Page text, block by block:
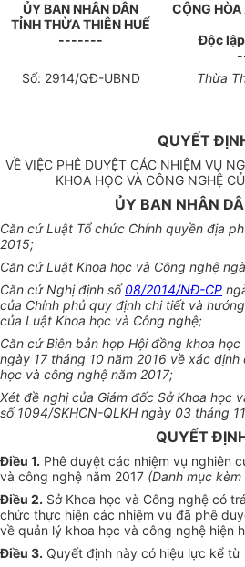
ỦY BAN NHÂN DÂN
TỈNH THỪA THIÊN HUẾ
-------
CỘNG
Độc
Số: 2914/QĐ-UBND Thừa
QUYẾT
VỀ VIỆC PHÊ DUYỆT CÁC NHIỆM VỤ
KHOA HỌC VÀ CÔNG NGHỆ
ỦY BAN NHÂN
Căn cứ Luật Tổ chức Chính quyền địa
2015;
Căn cứ Luật Khoa học và Công nghệ
Căn cứ Nghị định số08/2014/NĐ-CP
của Chính phủ quy định chi tiết và
của Luật Khoa học và Công nghệ;
Căn cứ Biên bản họp Hội đồng khoa
ngày 17 tháng 10 năm 2016 về xác định
học và công nghệ năm 2017;
Xét đề nghị của Giám đốc Sở Khoa học
số 1094/SKHCN-QLKH ngày 03 tháng
QUYẾT
Điều 1. Phê duyệt các nhiệm vụ nghiên
và công nghệ năm 2017 (Danh mục kèm
Điều 2. Sở Khoa học và Công nghệ có
chức thực hiện các nhiệm vụ đã phê
về quản lý khoa học và công nghệ hiện
Điều 3. Quyết định này có hiệu lực kể từ